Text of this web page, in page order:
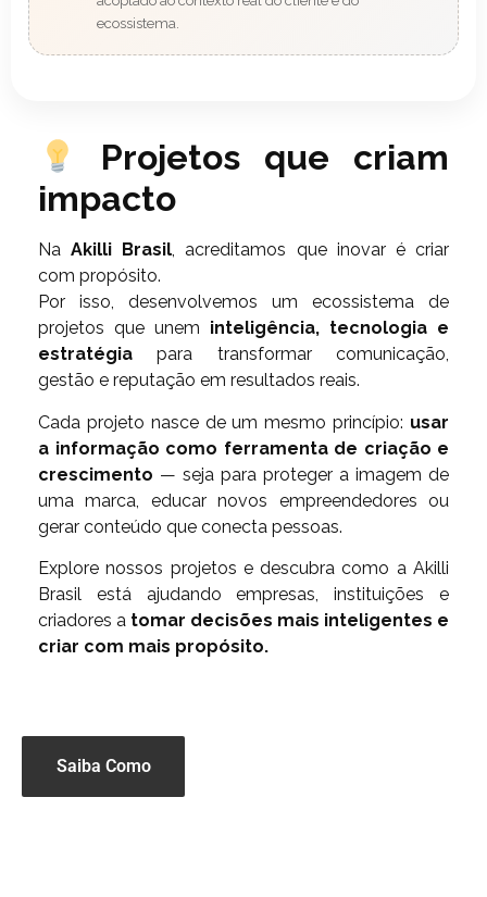
ecossistema.
Projetos que criam
impacto
NaAkilli Brasil, acreditamos que inovar é criar
com propósito.
Por isso, desenvolvemos um ecossistema de
projetos que unem inteligência, tecnologia e
estratégia para transformar comunicação,
gestão e reputação em resultados reais.
Cada projeto nasce de um mesmo princípio: usar
a informação como ferramenta de criação e
crescimento — seja para proteger a imagem de
uma marca, educar novos empreendedores ou
gerar conteúdo que conecta pessoas.
Explore nossos projetos e descubra como a Akilli
Brasil está ajudando empresas, instituições e
criadores a tomar decisões mais inteligentes e
criar com mais propósito.
Saiba Como